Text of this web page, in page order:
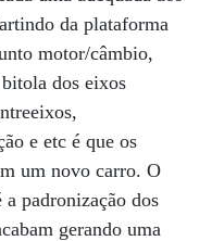
da plataforma
motor/câmbio,
dos eixos
e etc é que os
um novo carro. O
padronização dos
gerando uma